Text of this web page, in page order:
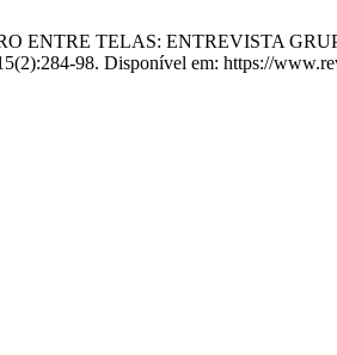
ENTRE TELAS: ENTREVISTA
98. Disponível em: https://